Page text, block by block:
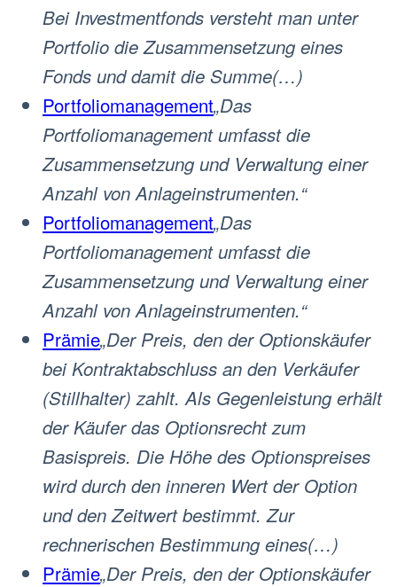
Bei Investmentfonds versteht man unter
Portfolio die Zusammensetzung eines
Fonds und damit die Summe(…)
Portfoliomanagement„Das
Portfoliomanagement umfasst die
Zusammensetzung und Verwaltung einer
Anzahl von Anlageinstrumenten.“
Portfoliomanagement„Das
Portfoliomanagement umfasst die
Zusammensetzung und Verwaltung einer
Anzahl von Anlageinstrumenten.“
Prämie„Der Preis, den der Optionskäufer
bei Kontraktabschluss an den Verkäufer
(Stillhalter) zahlt. Als Gegenleistung erhält
der Käufer das Optionsrecht zum
Basispreis. Die Höhe des Optionspreises
wird durch den inneren Wert der Option
und den Zeitwert bestimmt. Zur
rechnerischen Bestimmung eines(…)
Prämie„Der Preis, den der Optionskäufer